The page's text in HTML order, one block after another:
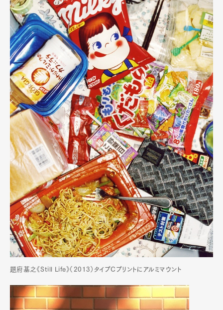
題府基之《Still Life》（2013）タイプCプリントにアルミマウント